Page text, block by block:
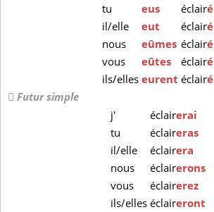
tu
eus éclairé
il/elle
eut éclairé
nous
eûmes éclairé
vous
eûtes éclairé
ils/elleseurent éclairé
Futur simple
j'
éclairerai
tu
éclaireras
il/elle
éclairera
nous
éclairerons
vous
éclairerez
ils/elles éclaireront